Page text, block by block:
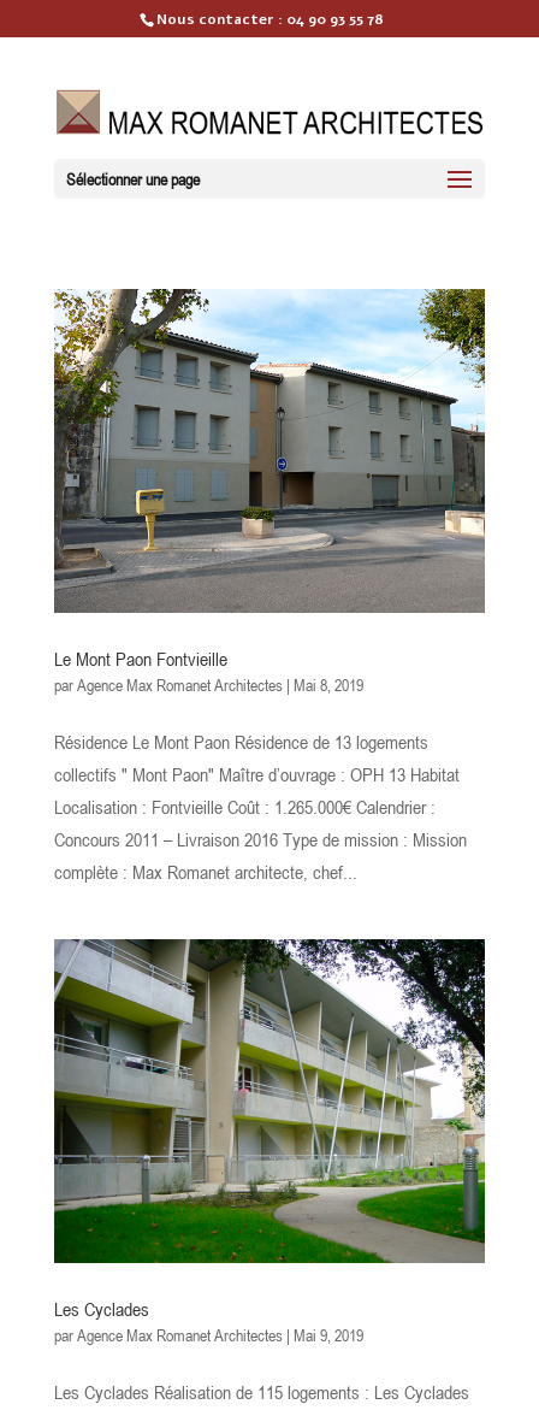
Nous contacter : 04 90 93 55 78
Sélectionner une page
Le Mont Paon Fontvieille
parAgence Max Romanet Architectes| Mai 8, 2019
Résidence Le Mont Paon Résidence de 13 logements
collectifs " Mont Paon" Maître d’ouvrage : OPH 13 Habitat
Localisation : Fontvieille Coût : 1.265.000€ Calendrier :
Concours 2011 – Livraison 2016 Type de mission : Mission
complète : Max Romanet architecte, chef...
Les Cyclades
parAgence Max Romanet Architectes| Mai 9, 2019
Les Cyclades Réalisation de 115 logements : Les Cyclades